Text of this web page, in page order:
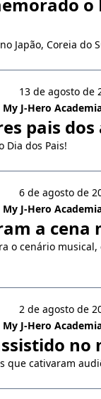
Japão, Coreia do
13 de agosto de
My J-Hero
pais
Dia dos Pais!
6 de agosto de
My J-Hero
a cena
o cenário
2 de agosto de
My J-Hero
no
que cativaram